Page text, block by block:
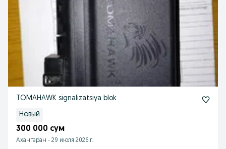
TOMAHAWK signalizatsiya blok
Новый
300 000 сум
Ахангаран - 29 июля 2026 г.